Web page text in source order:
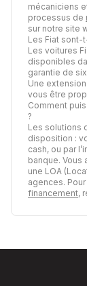
mécaniciens
processus de
sur notre site
Les Fiat sont-
Les voitures
disponibles
garantie de
Une
vous être
Comment
?
Les solutions
disposition :
cash, ou par
banque. Vous
une LOA
agences.
financement,